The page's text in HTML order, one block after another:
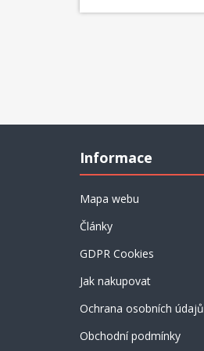
Informace
Mapa webu
Články
GDPR Cookies
Jak nakupovat
Ochrana osobních údajů
Obchodní podmínky